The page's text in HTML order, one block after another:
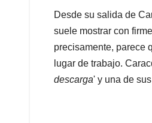
Desde su salida de
suele mostrar con
precisamente, parece
lugar de trabajo.
descarga' y una de